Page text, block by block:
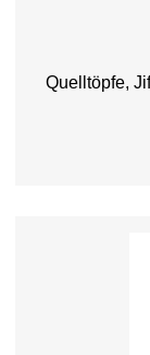
Quelltöpfe,